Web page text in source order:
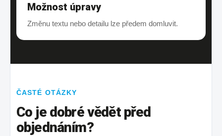
Možnost úpravy
Změnu textu nebo detailu lze předem domluvit.
ČASTÉ OTÁZKY
Co je dobré vědět před
objednáním?